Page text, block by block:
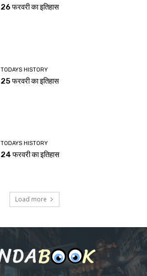
26 फरवरी का इतिहास
TODAYS HISTORY
25 फरवरी का इतिहास
TODAYS HISTORY
24 फरवरी का इतिहास
Load more